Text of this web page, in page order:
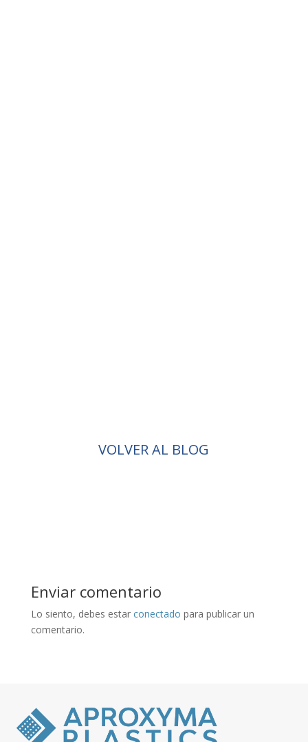
VOLVER AL BLOG
Enviar comentario
Lo siento, debes estar conectado para publicar un
comentario.